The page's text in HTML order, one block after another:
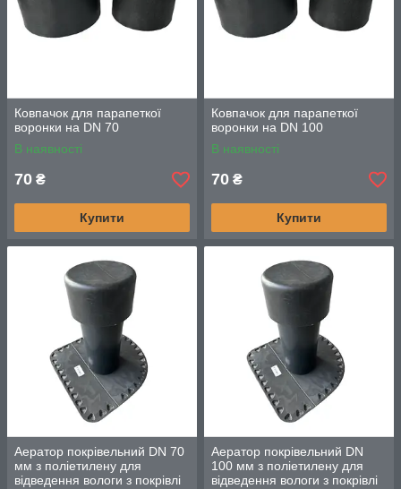
Ковпачок для парапеткої
воронки на DN 70
В наявності
70 ₴
Купити
Ковпачок для парапеткої
воронки на DN 100
В наявності
70 ₴
Купити
Аератор покрівельний DN 70
мм з поліетилену для
відведення вологи з покрівлі
Аератор покрівельний DN
100 мм з поліетилену для
відведення вологи з покрівлі